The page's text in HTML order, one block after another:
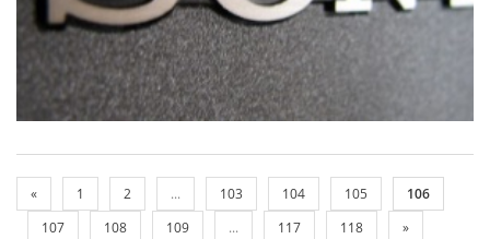
« 1 2 ... 103 104 105
106
107
108 109 ... 117 118 »